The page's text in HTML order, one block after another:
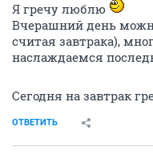
Я гречу люблю
Вчерашний день
считая завтрака),
наслаждаемся
Сегодня на завтрак
ОТВЕТИТЬ